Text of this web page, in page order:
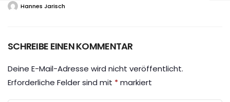
Hannes Jarisch
SCHREIBE EINEN KOMMENTAR
Deine E-Mail-Adresse wird nicht veröffentlicht.
Erforderliche Felder sind mit *markiert